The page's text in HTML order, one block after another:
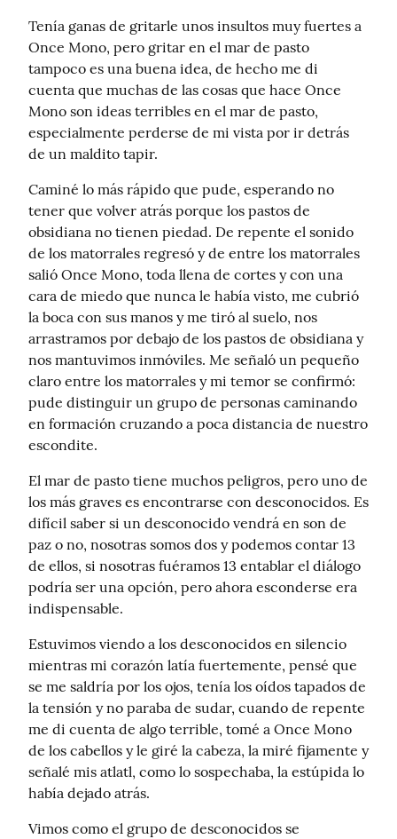
Tenía ganas de gritarle unos insultos muy fuertes a
Once Mono, pero gritar en el mar de pasto
tampoco es una buena idea, de hecho me di
cuenta que muchas de las cosas que hace Once
Mono son ideas terribles en el mar de pasto,
especialmente perderse de mi vista por ir detrás
de un maldito tapir.
Caminé lo más rápido que pude, esperando no
tener que volver atrás porque los pastos de
obsidiana no tienen piedad. De repente el sonido
de los matorrales regresó y de entre los matorrales
salió Once Mono, toda llena de cortes y con una
cara de miedo que nunca le había visto, me cubrió
la boca con sus manos y me tiró al suelo, nos
arrastramos por debajo de los pastos de obsidiana y
nos mantuvimos inmóviles. Me señaló un pequeño
claro entre los matorrales y mi temor se confirmó:
pude distinguir un grupo de personas caminando
en formación cruzando a poca distancia de nuestro
escondite.
El mar de pasto tiene muchos peligros, pero uno de
los más graves es encontrarse con desconocidos. Es
difícil saber si un desconocido vendrá en son de
paz o no, nosotras somos dos y podemos contar 13
de ellos, si nosotras fuéramos 13 entablar el diálogo
podría ser una opción, pero ahora esconderse era
indispensable.
Estuvimos viendo a los desconocidos en silencio
mientras mi corazón latía fuertemente, pensé que
se me saldría por los ojos, tenía los oídos tapados de
la tensión y no paraba de sudar, cuando de repente
me di cuenta de algo terrible, tomé a Once Mono
de los cabellos y le giré la cabeza, la miré fijamente y
señalé mis atlatl, como lo sospechaba, la estúpida lo
había dejado atrás.
Vimos como el grupo de desconocidos se